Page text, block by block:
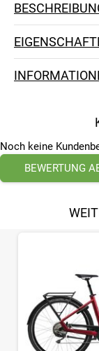
Noch keine
BEWERTUNG